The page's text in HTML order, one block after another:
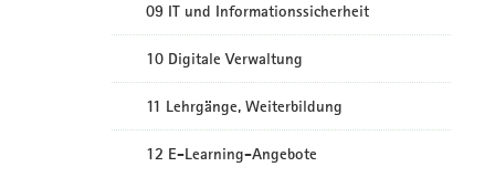
09 IT und Informationssicherheit
10 Digitale Verwaltung
11 Lehrgänge, Weiterbildung
12 E-Learning-Angebote